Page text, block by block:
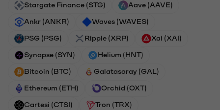
Stargate Finance (STG) Aave (AAVE)
Ankr (ANKR) Waves (WAVES)
PSG (PSG) Ripple (XRP) Xai (XAI)
Synapse (SYN) Helium (HNT)
Bitcoin (BTC) Galatasaray (GAL)
Ethereum (ETH) Orchid (OXT)
Cartesi (CTSI) Tron (TRX)